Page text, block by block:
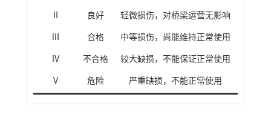
Ⅱ 良好 轻微损伤，对桥梁运营无影响
Ⅲ 合格 中等损伤，尚能维持正常使用
Ⅳ 不合格 较大缺损，不能保证正常使用
Ⅴ 危险 严重缺损，不能正常使用